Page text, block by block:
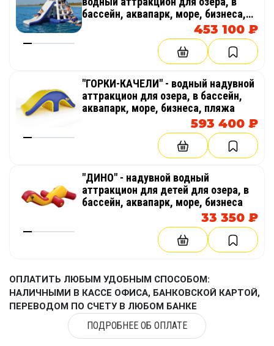
бассейн, аквапарк, море, бизнеса,
453 100 ₽
"ГОРКИ-КАЧЕЛИ" - водный надувной
аттракцион для озера, в бассейн,
аквапарк, море, бизнеса, пляжа
593 400 ₽
"ДИНО" - надувной водный
аттракцион для детей для озера, в
бассейн, аквапарк, море, бизнеса
33 350 ₽
ОПЛАТИТЬ ЛЮБЫМ УДОБНЫМ СПОСОБОМ:
НАЛИЧНЫМИ В КАССЕ ОФИСА, БАНКОВСКОЙ КАРТОЙ,
ПЕРЕВОДОМ ПО СЧЕТУ В ЛЮБОМ БАНКЕ
ПОДРОБНЕЕ ОБ ОПЛАТЕ